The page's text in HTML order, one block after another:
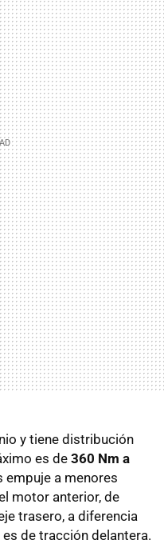
y tiene distribución
es de 360 Nm a
empuje a menores
motor anterior, de
trasero, a diferencia
de tracción delantera.